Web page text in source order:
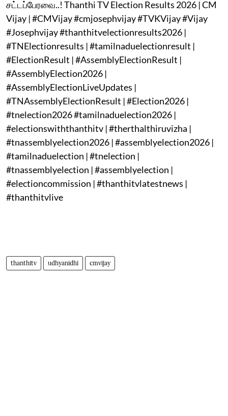
சட்டப்பேரவை..! Thanthi TV Election Results 2026 | CM
Vijay | #CMVijay #cmjosephvijay #TVKVijay #Vijay
#Josephvijay #thanthitvelectionresults2026 |
#TNElectionresults | #tamilnaduelectionresult |
#ElectionResult | #AssemblyElectionResult |
#AssemblyElection2026 |
#AssemblyElectionLiveUpdates |
#TNAssemblyElectionResult | #Election2026 |
#tnelection2026 #tamilnaduelection2026 |
#electionswiththanthitv | #therthalthiruvizha |
#tnassemblyelection2026 | #assemblyelection2026 |
#tamilnaduelection | #tnelection |
#tnassemblyelection | #assemblyelection |
#electioncommission | #thanthitvlatestnews |
#thanthitvlive
thanthitv udhyanidhi cmvijay